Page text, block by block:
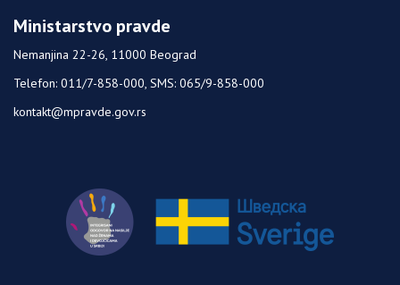
Ministarstvo pravde
Nemanjina 22-26, 11000 Beograd
Telefon: 011/7-858-000, SMS: 065/9-858-000
kontakt@mpravde.gov.rs